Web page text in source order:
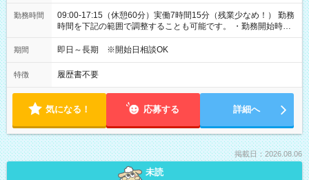
勤務時間
09:00-17:15（休憩60分）実働7時間15分（残業少なめ！） 勤務
時間を下記の範囲で調整することも可能です。 ・勤務開始時
間 09:00～10:00 ・勤務終了時間 16:00～17:15 ・実働
05:00～07:15
期間 即日～長期 ※開始日相談OK
特徴 履歴書不要
気になる！ 応募する 詳細へ
掲載日：2026.08.06
未読